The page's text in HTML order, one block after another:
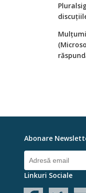
Abonare
Linkuri Sociale